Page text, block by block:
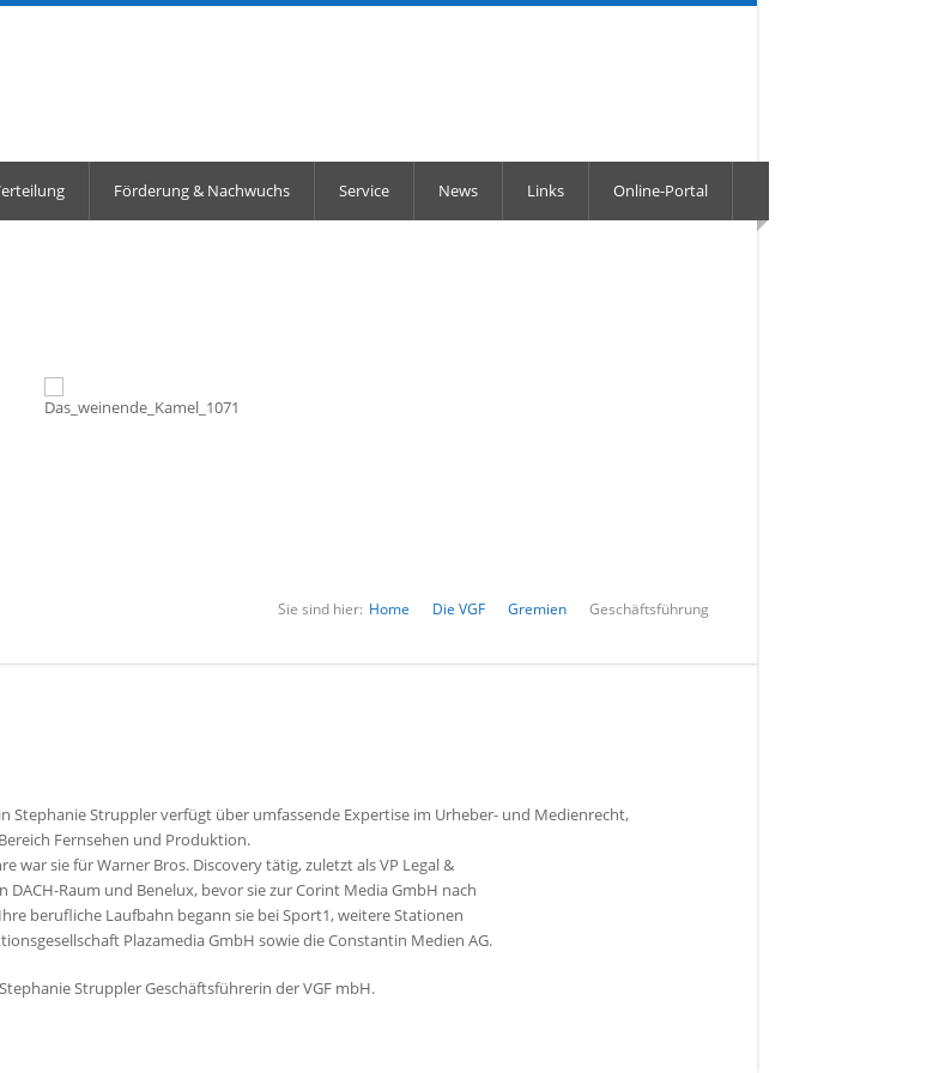
Förderung & Nachwuchs Service News Links Online-Portal
Sie sind hier: Home Die VGF Gremien Geschäftsführung
Stephanie Struppler verfügt über umfassende Expertise im Urheber- und Medienrecht,
Fernsehen und Produktion.
war sie für Warner Bros. Discovery tätig, zuletzt als VP Legal &
DACH-Raum und Benelux, bevor sie zur Corint Media GmbH nach
berufliche Laufbahn begann sie bei Sport1, weitere Stationen
Plazamedia GmbH sowie die Constantin Medien AG.
Struppler Geschäftsführerin der VGF mbH.